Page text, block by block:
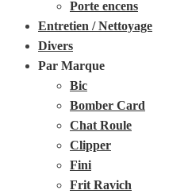
Porte encens
Entretien / Nettoyage
Divers
Par Marque
Bic
Bomber Card
Chat Roule
Clipper
Fini
Frit Ravich